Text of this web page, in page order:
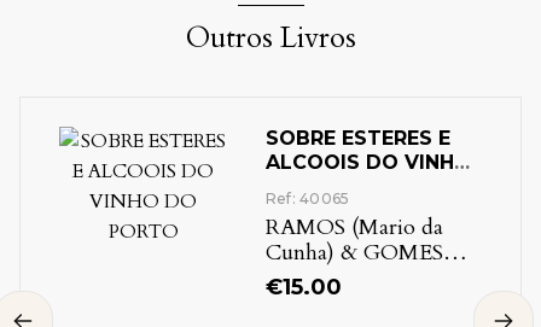
Outros Livros
SOBRE ESTERES E
ALCOOIS DO VINHO
DO PORTO
Ref: 40065
RAMOS (Mario da
Cunha) & GOMES
(Lourdes Guedes)
€15.00